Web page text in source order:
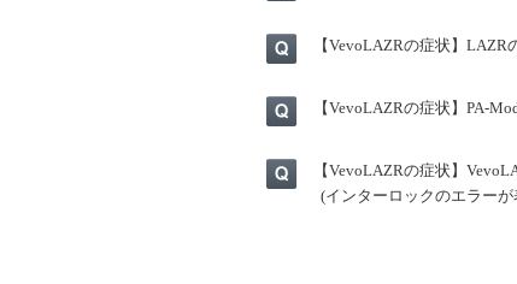
【VevoLAZRの症状】
【VevoLAZRの症状】PA-
【VevoLAZRの症状】
(インターロックのエラー